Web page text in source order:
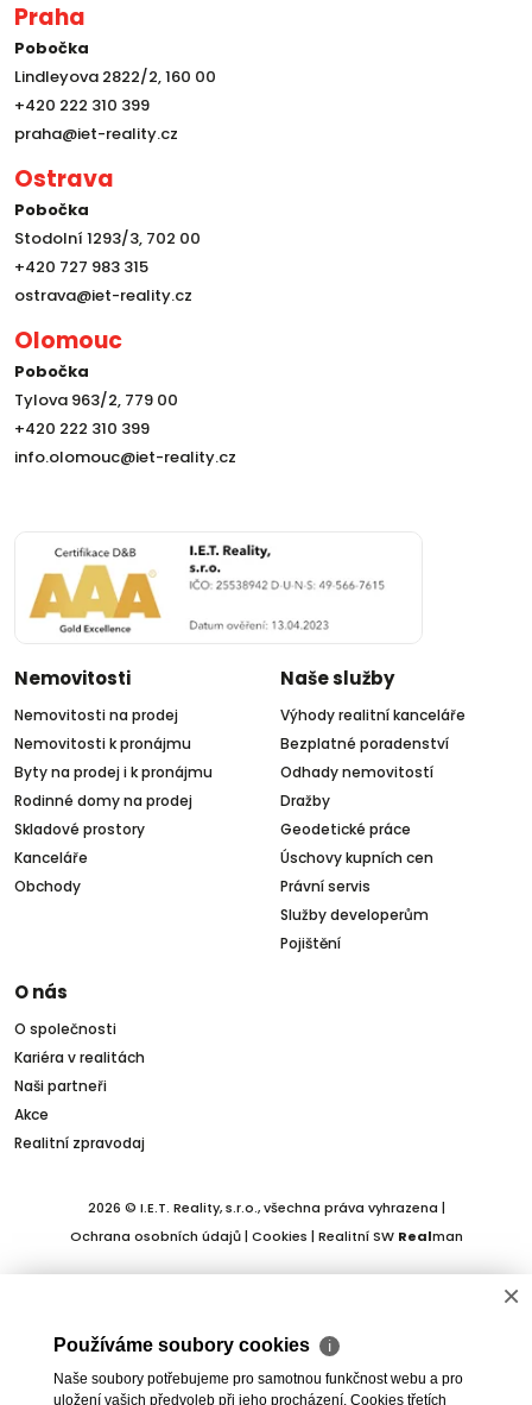
Praha
Pobočka
Lindleyova 2822/2, 160 00
+420 222 310 399
praha@iet-reality.cz
Ostrava
Pobočka
Stodolní 1293/3, 702 00
+420 727 983 315
ostrava@iet-reality.cz
Olomouc
Pobočka
Tylova 963/2, 779 00
+420 222 310 399
info.olomouc@iet-reality.cz
Nemovitosti
Nemovitosti na prodej
Nemovitosti k pronájmu
Byty na prodej i k pronájmu
Rodinné domy na prodej
Skladové prostory
Kanceláře
Obchody
Naše služby
Výhody realitní kanceláře
Bezplatné poradenství
Odhady nemovitostí
Dražby
Geodetické práce
Úschovy kupních cen
Právní servis
Služby developerům
Pojištění
O nás
O společnosti
Kariéra v realitách
Naši partneři
Akce
Realitní zpravodaj
2026 © I.E.T. Reality, s.r.o., všechna práva vyhrazena |
Ochrana osobních údajů| Cookies | Realitní SW Realman
×
Používáme soubory cookies ℹ
Naše soubory potřebujeme pro samotnou funkčnost webu a pro
uložení vašich předvoleb při jeho procházení. Cookies třetích